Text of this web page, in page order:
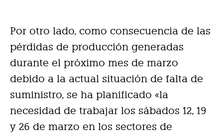
Por otro lado, como consecuencia de las
pérdidas de producción generadas
durante el próximo mes de marzo
debido a la actual situación de falta de
suministro, se ha planificado «la
necesidad de trabajar los sábados 12, 19
y 26 de marzo en los sectores de